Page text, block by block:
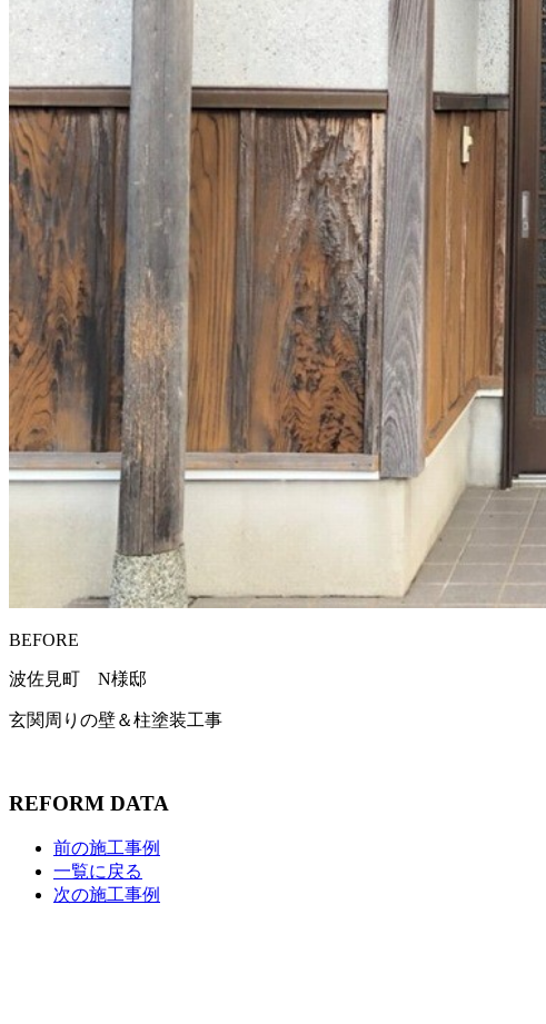
BEFORE
波佐見町 N様邸
玄関周りの壁＆柱塗装工事
REFORM DATA
前の施工事例
一覧に戻る
次の施工事例